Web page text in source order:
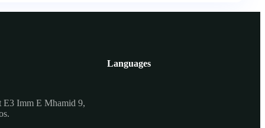
E3 Imm E Mhamid 9,
Languages